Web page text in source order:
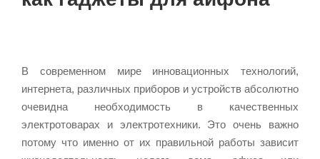
В современном мире инновационных технологий,
интернета, различных приборов и устройств абсолютно
очевидна необходимость в качественных
электротоварах и электротехники. Это очень важно
потому что именно от их правильной работы зависит